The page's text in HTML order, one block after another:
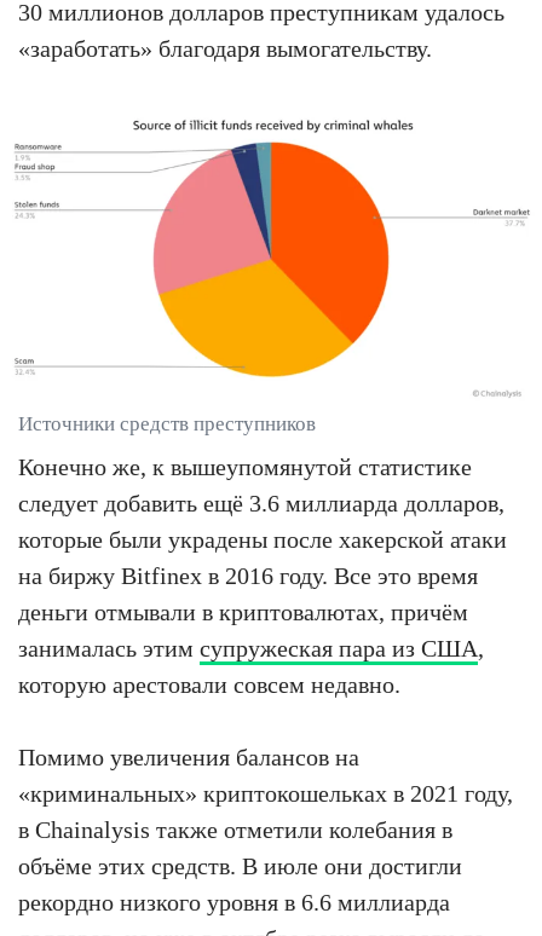
30 миллионов долларов преступникам удалось
«заработать» благодаря вымогательству.
Источники средств преступников
Конечно же, к вышеупомянутой статистике
следует добавить ещё 3.6 миллиарда долларов,
которые были украдены после хакерской атаки
на биржу Bitfinex в 2016 году. Все это время
деньги отмывали в криптовалютах, причём
занималась этим супружеская пара из США,
которую арестовали совсем недавно.
Помимо увеличения балансов на
«криминальных» криптокошельках в 2021 году,
в Chainalysis также отметили колебания в
объёме этих средств. В июле они достигли
рекордно низкого уровня в 6.6 миллиарда